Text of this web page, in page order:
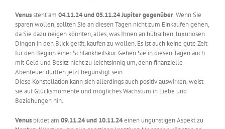
Venussteht am 04.11.24 und 05.11.24 Jupiter gegenüber. Wenn Sie
sparen wollen, sollten Sie an diesen Tagen nicht zum Einkaufen gehen,
da Sie dazu neigen könnten, alles, was Ihnen an hübschen, luxuriösen
Dingen in den Blick gerät, kaufen zu wollen. Es ist auch keine gute Zeit
für den Beginn einer Schlankheitskur. Gehen Sie in diesen Tagen auch
mit Geld und Besitz nicht zu leichtsinnig um, denn finanzielle
Abenteuer dürften jetzt begünstigt sein.
Diese Konstellation kann sich allerdings auch positiv auswirken, weist
sie auf Glücksmomente und mögliches Wachstum in Liebe und
Beziehungen hin.
Venus bildet am 09.11.24 und 10.11.24einen ungünstigen Aspekt zu